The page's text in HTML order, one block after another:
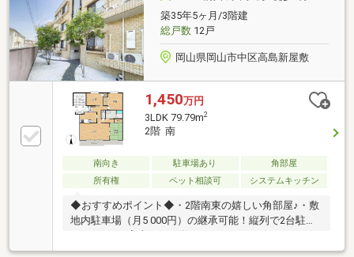
築35年5ヶ月/3階建
総戸数12戸
岡山県岡山市中区高島新屋敷
1,450万円
3LDK 79.79m2
2階 南
南向き 駐車場あり
角部屋
所有権
ペット相談可 システムキッチン
◆おすすめポイント◆・2階南東の嬉しい角部屋♪・敷
地内駐車場（月5 000円）の継承可能！縦列で2台駐車
り、すぐ住める状態です◎・エレベータはありません